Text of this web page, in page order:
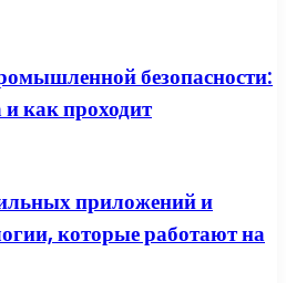
безопасности:
как проходит
приложений и
которые работают на